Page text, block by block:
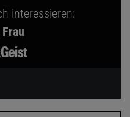
interessieren: